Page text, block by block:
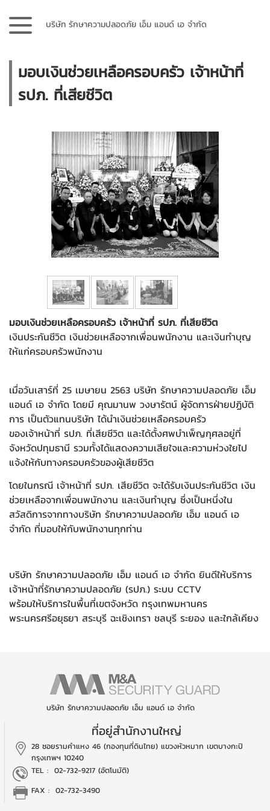
บริษัท รักษาความปลอดภัย เอ็ม แอนด์ เอ จำกัด
มอบเงินช่วยเหลือครอบครัว เจ้าหน้าที่
รปภ. ที่เสียชีวิต
มอบเงินช่วยเหลือครอบครัว เจ้าหน้าที่ รปภ. ที่เสียชีวิต
เงินประกันชีวิต เงินช่วยเหลือจากเพื่อนพนักงาน และเงินทำบุญ
ให้แก่ครอบครัวพนักงาน
เมื่อวันเสาร์ที่ 25 เมษายน 2563 บริษัท รักษาความปลอดภัย เอ็ม
แอนด์ เอ จำกัด โดยมี คุณมานพ วงษารัตน์ ผู้จัดการฝ่ายปฏิบัติ
การ เป็นตัวแทนบริษัท ได้นำเงินช่วยเหลือครอบครัว
ของเจ้าหน้าที่ รปภ. ที่เสียชีวิต และได้ตั้งศพบำเพ็ญกุศลอยู่ที่
จังหวัดปทุมธานี รวมทั้งได้แสดงความเสียใจและความห่วงใยไป
แจ้งให้กับทางครอบครัวของผู้เสียชีวิต
โดยในกรณี เจ้าหน้าที่ รปภ. เสียชีวิต จะได้รับเงินประกันชีวิต เงิน
ช่วยเหลือจากเพื่อนพนักงาน และเงินทำบุญ ซึ่งเป็นหนึ่งใน
สวัสดิการจากทางบริษัท รักษาความปลอดภัย เอ็ม แอนด์ เอ
จำกัด ที่มอบให้กับพนักงานทุกท่าน
บริษัท รักษาความปลอดภัย เอ็ม แอนด์ เอ จำกัด ยินดีให้บริการ
เจ้าหน้าที่รักษาความปลอดภัย (รปภ.) ระบบ CCTV
พร้อมให้บริการในพื้นที่เขตจังหวัด กรุงเทพมหานคร
พระนครศรีอยุธยา สระบุรี ฉะเชิงเทรา ชลบุรี ระยอง และใกล้เคียง
บริษัท รักษาความปลอดภัย เอ็ม แอนด์ เอ จำกัด
ที่อยู่สำนักงานใหญ่
28 ซอยรามคำแหง 46 (กองทุนที่ดินไทย) แขวงหัวหมาก เขตบางกะปิ
กรุงเทพฯ 10240
TEL : 02-732-9217 (อัตโนมัติ)
FAX : 02-732-3490